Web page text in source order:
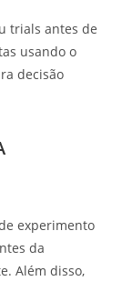
trials antes de
usando o
decisão
experimento
da
Além disso,